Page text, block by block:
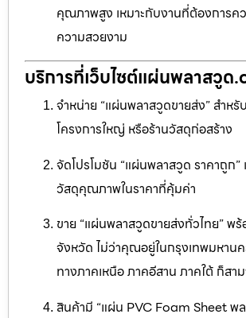
คุณภาพสูง เหมาะกับงานที่ต้องการค
ความสวยงาม
บริการที่เว็บไซต์แผ่นพลาสวูด
จำหน่าย “แผ่นพลาสวูดขายส่ง” สำหรั
โครงการใหญ่ หรือร้านวัสดุก่อสร้าง
จัดโปรโมชัน “แผ่นพลาสวูด ราคาถูก”
วัสดุคุณภาพในราคาที่คุ้มค่า
ขาย “แผ่นพลาสวูดขายส่งทั่วไทย” พ
จังหวัด ไม่ว่าคุณอยู่ในกรุงเทพมหาน
ทางภาคเหนือ ภาคอีสาน ภาคใต้ ก็สาม
สินค้ามี “แผ่น PVC Foam Sheet พล